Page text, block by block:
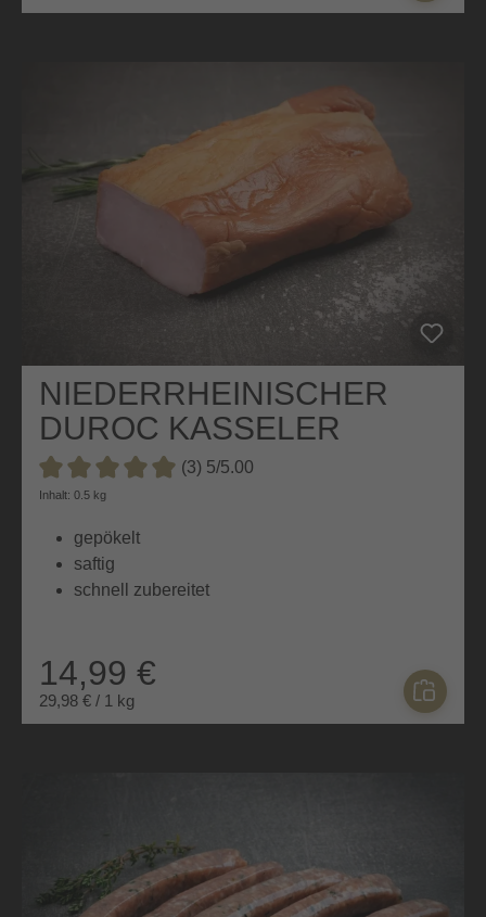
NIEDERRHEINISCHER
DUROC KASSELER
Durchschnittliche Bewertung von 5 von 5 Sternen
(3) 5/5.00
Inhalt: 0.5 kg
gepökelt
saftig
schnell zubereitet
14,99 €
29,98 € / 1 kg